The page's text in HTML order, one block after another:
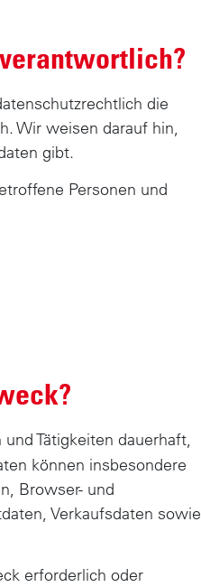
die
Wir weisen darauf hin,
gibt.
Personen und
Tätigkeiten dauerhaft,
können insbesondere
Browser- und
Verkaufsdaten sowie
erforderlich oder